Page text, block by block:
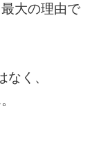
大の理由で
なく、